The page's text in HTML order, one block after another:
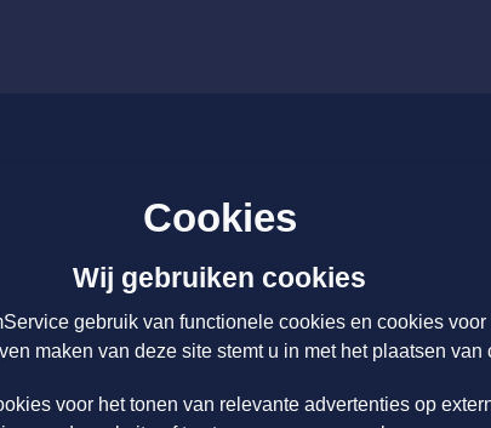
Over ons
Licenties & Tarieven
Disclaimer
Schrijf u hier in voor onze nieuwsbrief
Cookies
Wij gebruiken cookies
gebruik van functionele cookies en cookies
maken van deze site stemt u in met het plaatsen van
voor het tonen van relevante advertenties op